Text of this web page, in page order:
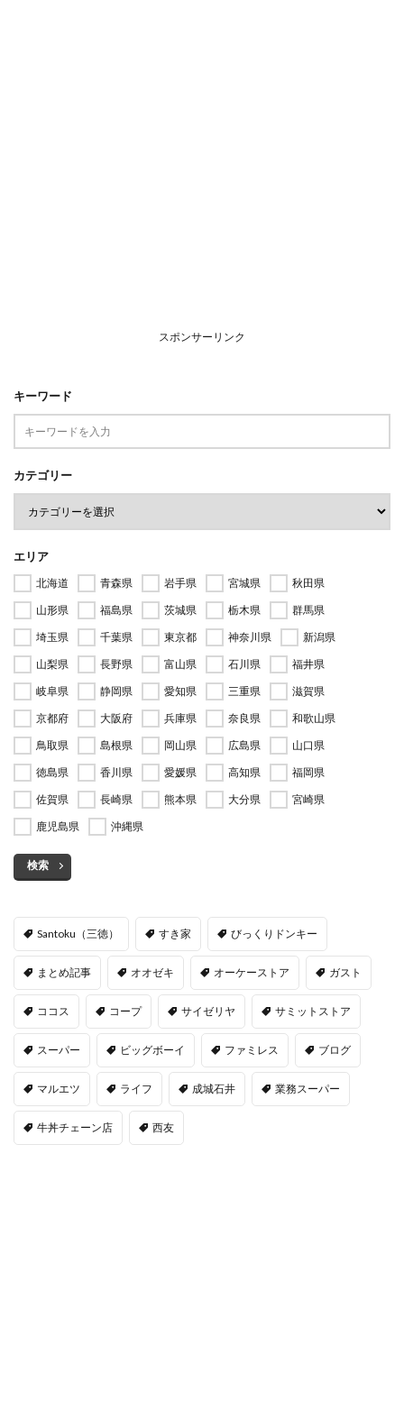
スポンサーリンク
キーワード
カテゴリー
エリア
北海道 青森県 岩手県 宮城県
秋田県
山形県
福島県 茨城県 栃木県
群馬県
埼玉県
千葉県 東京都 神奈川県
新潟県
山梨県
長野県 富山県 石川県
福井県
岐阜県
静岡県 愛知県 三重県
滋賀県
京都府
大阪府 兵庫県 奈良県
和歌山県
鳥取県
島根県 岡山県 広島県
山口県
徳島県
香川県 愛媛県 高知県
福岡県
佐賀県
長崎県 熊本県 大分県
宮崎県
鹿児島県
沖縄県
検索
Santoku（三徳） すき家 びっくりドンキー
まとめ記事 オオゼキ オーケーストア ガスト
ココス コープ サイゼリヤ サミットストア
スーパー ビッグボーイ ファミレス ブログ
マルエツ ライフ 成城石井 業務スーパー
牛丼チェーン店 西友